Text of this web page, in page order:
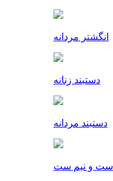
انگشتر مردانه
دستبند زنانه
دستبند مردانه
ست و نیم ست